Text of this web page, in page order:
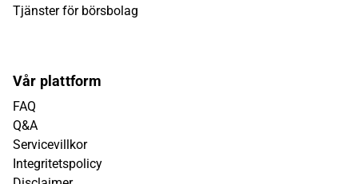
Tjänster för börsbolag
Vår plattform
FAQ
Q&A
Servicevillkor
Integritetspolicy